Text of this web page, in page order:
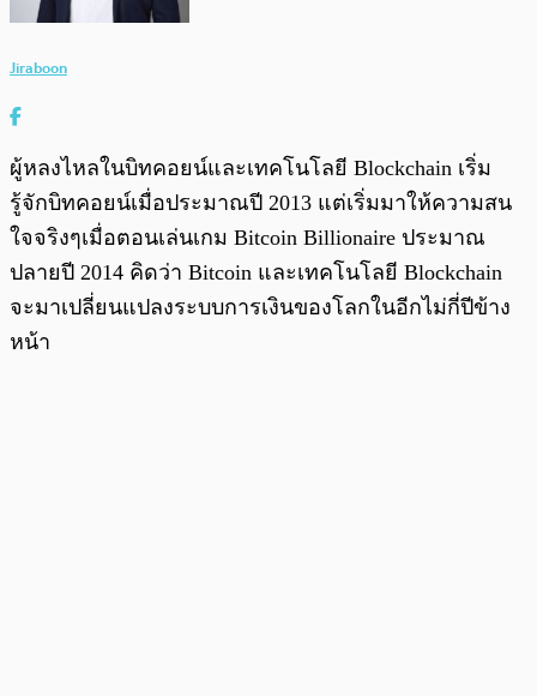
Jiraboon
ผู้หลงไหลในบิทคอยน์และเทคโนโลยี Blockchain เริ่ม
รู้จักบิทคอยน์เมื่อประมาณปี 2013 แต่เริ่มมาให้ความสน
ใจจริงๆเมื่อตอนเล่นเกม Bitcoin Billionaire ประมาณ
ปลายปี 2014 คิดว่า Bitcoin และเทคโนโลยี Blockchain
จะมาเปลี่ยนแปลงระบบการเงินของโลกในอีกไม่กี่ปีข้าง
หน้า